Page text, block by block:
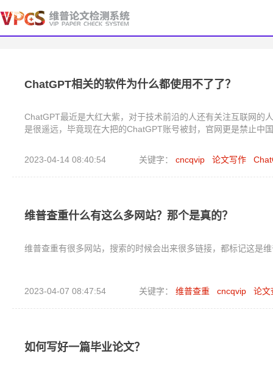
ChatGPT相关的软件为什么都使用不了了？
ChatGPT最近是大红大紫，对于技术前沿的人还有关注互联网的
是很遥远，毕竟现在大把的ChatGPT账号被封，官网更是禁止中
2023-04-14 08:40:54 关键字： cncqvip 论文写作
维普查重什么有这么多网站？那个是真的？
维普查重有很多网站，搜索的时候会出来很多链接，都标记这是
2023-04-07 08:47:54 关键字： 维普查重 cncqvip 论文
如何写好一篇毕业论文？